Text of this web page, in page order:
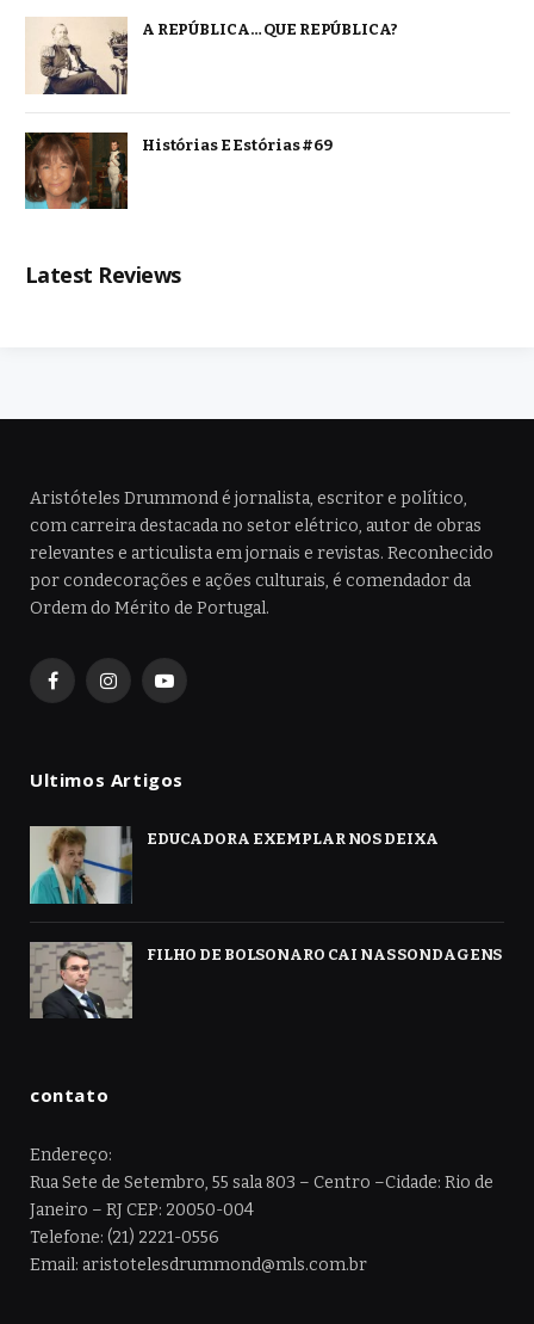
A REPÚBLICA… QUE REPÚBLICA?
Histórias E Estórias #69
Latest Reviews
Aristóteles Drummond é jornalista, escritor e político,
com carreira destacada no setor elétrico, autor de obras
relevantes e articulista em jornais e revistas. Reconhecido
por condecorações e ações culturais, é comendador da
Ordem do Mérito de Portugal.
FacebookInstagramYouTube
Ultimos Artigos
EDUCADORA EXEMPLAR NOS DEIXA
FILHO DE BOLSONARO CAI NAS SONDAGENS
contato
Endereço:
Rua Sete de Setembro, 55 sala 803 – Centro –Cidade: Rio de
Janeiro – RJ CEP: 20050-004
Telefone: (21) 2221-0556
Email: aristotelesdrummond@mls.com.br